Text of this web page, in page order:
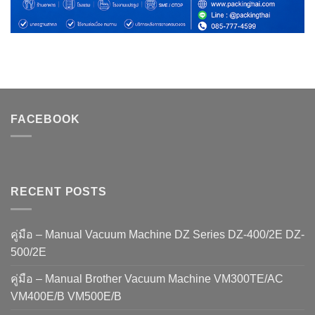
FACEBOOK
RECENT POSTS
คู่มือ – Manual Vacuum Machine DZ Series DZ-400/2E DZ-
500/2E
คู่มือ – Manual Brother Vacuum Machine VM300TE/AC
VM400E/B VM500E/B